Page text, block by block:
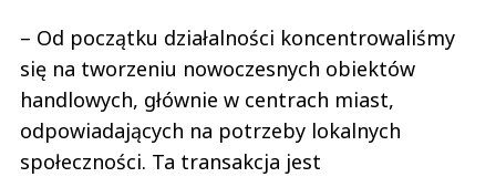
– Od początku działalności koncentrowaliśmy
się na tworzeniu nowoczesnych obiektów
handlowych, głównie w centrach miast,
odpowiadających na potrzeby lokalnych
społeczności. Ta transakcja jest